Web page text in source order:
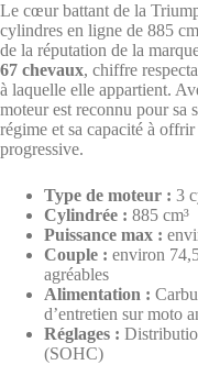
Le cœur battant de la
cylindres en ligne de 885
de la réputation de la
67 chevaux, chiffre
à laquelle elle appartient.
moteur est reconnu pour sa
régime et sa capacité à
progressive.
Type de moteur : 3
Cylindrée : 885 cm³
Puissance max :
Couple : environ
agréables
Alimentation :
d’entretien sur moto
Réglages :
(SOHC)